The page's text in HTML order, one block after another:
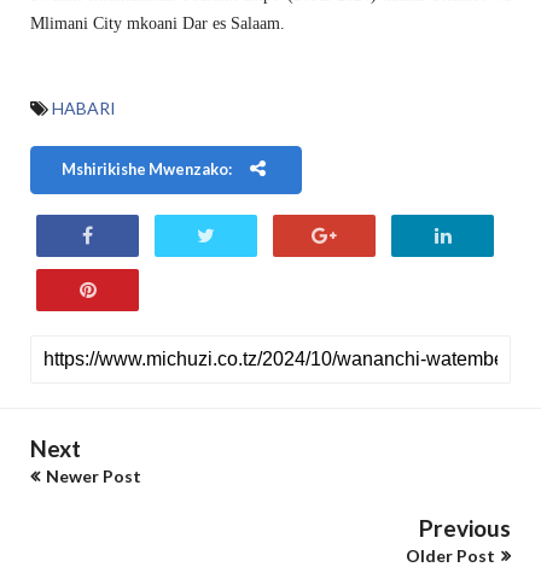
Mlimani City mkoani Dar es Salaam.
HABARI
Mshirikishe Mwenzako:
Next
Newer Post
Previous
Older Post